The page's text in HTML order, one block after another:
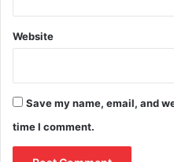
Website
Save my name, email, and
time I comment.